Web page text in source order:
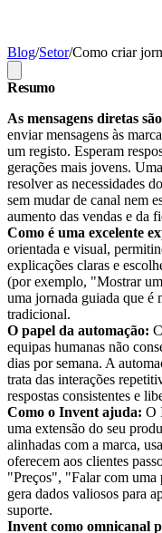
Blog/Setor/Como criar
Resumo
As mensagens diretas
enviar mensagens às
um registo. Esperam
gerações mais jovens.
resolver as necessidades
sem mudar de canal nem
aumento das vendas e da
Como é uma excelente
orientada e visual,
explicações claras e
(por exemplo, "Mostrar
uma jornada guiada que é
tradicional.
O papel da automação:
equipas humanas não
dias por semana. A
trata das interações
respostas consistentes e
Como o Invent ajuda: O
uma extensão do seu
alinhadas com a marca,
oferecem aos clientes
"Preços", "Falar com uma
gera dados valiosos para
suporte.
Invent como omnicanal